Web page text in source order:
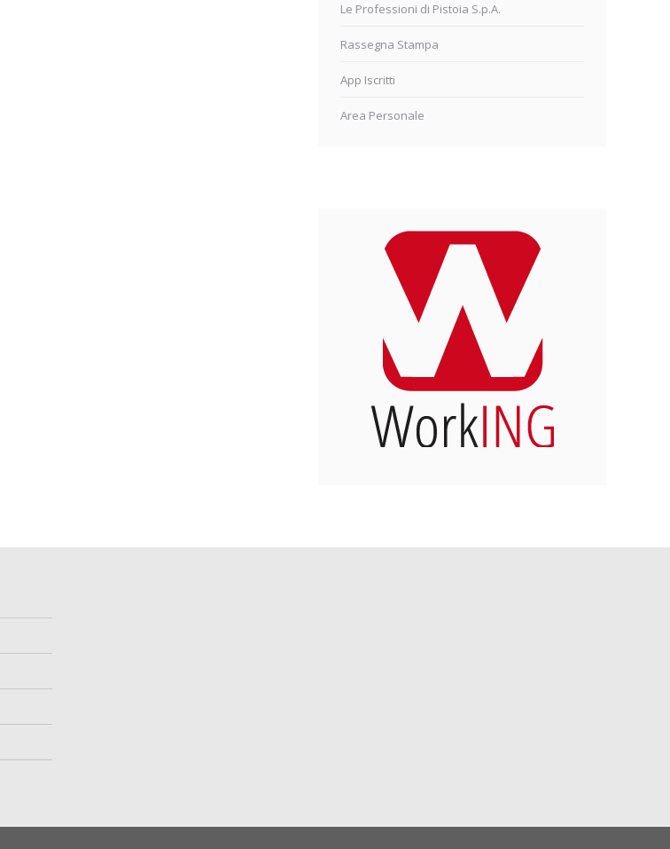
Le Professioni di Pistoia S.p.A.
Rassegna Stampa
App Iscritti
Area Personale